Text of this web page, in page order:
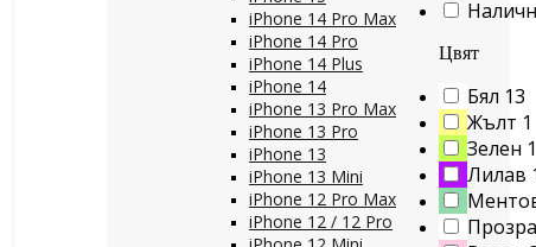
iPhone 14 Pro Max
iPhone 14 Pro
iPhone 14 Plus
iPhone 14
iPhone 13 Pro Max
iPhone 13 Pro
iPhone 13
iPhone 13 Mini
iPhone 12 Pro Max
iPhone 12 / 12 Pro
Цвят
Бял 13
Жълт 1
Зелен 1
Лилав